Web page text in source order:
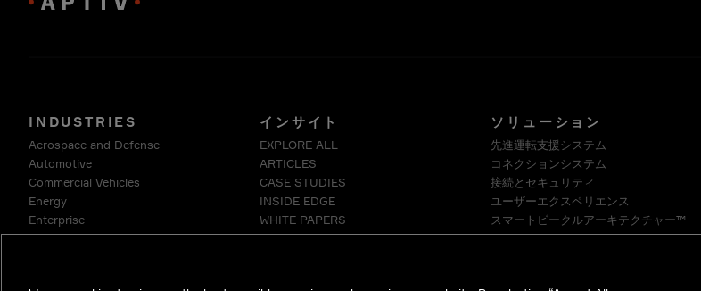
INDUSTRIES
Aerospace and Defense
Automotive
Commercial Vehicles
Energy
Enterprise
Industrials & Robotics
インサイト
EXPLORE ALL
ARTICLES
CASE STUDIES
INSIDE EDGE
WHITE PAPERS
ソリューション
先進運転支援システム
コネクションシステム
接続とセキュリティ
ユーザーエクスペリエンス
スマートビークルアーキテクチャー™
ソフトウェア・プラットフォームとサー